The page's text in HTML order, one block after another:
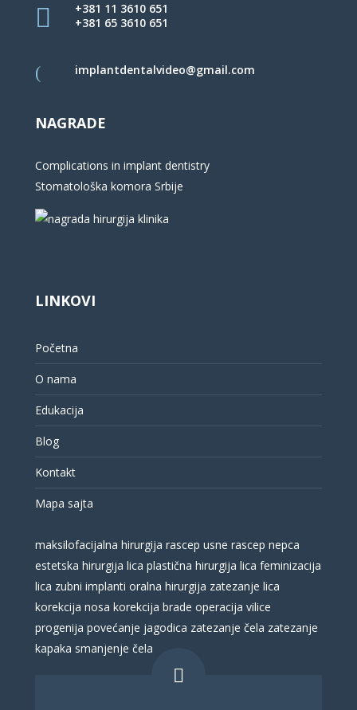
+381 11 3610 651
+381 65 3610 651
implantdentalvideo@gmail.com
NAGRADE
Complications in implant dentistry
Stomatološka komora Srbije
LINKOVI
Početna
O nama
Edukacija
Blog
Kontakt
Mapa sajta
maksilofacijalna hirurgija rascep usne rascep nepca
estetska hirurgija lica plastična hirurgija lica feminizacija
lica zubni implanti oralna hirurgija zatezanje lica
korekcija nosa korekcija brade operacija vilice
progenija povećanje jagodica zatezanje čela zatezanje
kapaka smanjenje čela